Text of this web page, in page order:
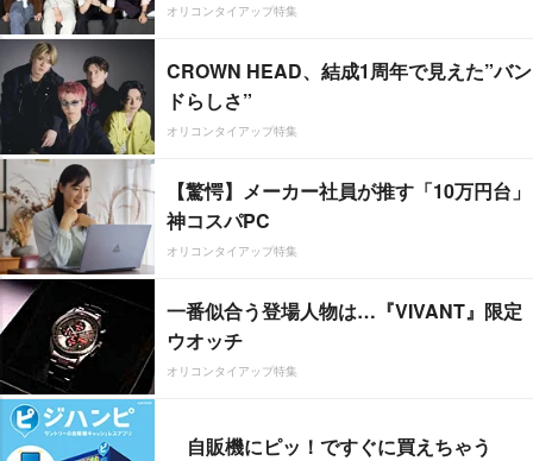
オリコンタイアップ特集
CROWN HEAD、結成1周年で見えた”バン
ドらしさ”
オリコンタイアップ特集
【驚愕】メーカー社員が推す「10万円台」
神コスパPC
オリコンタイアップ特集
一番似合う登場人物は…『VIVANT』限定
ウオッチ
オリコンタイアップ特集
自販機にピッ！ですぐに買えちゃう